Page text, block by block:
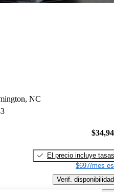
NC
El precio incluye tasas
$697/mes
Verif. disponibilidad